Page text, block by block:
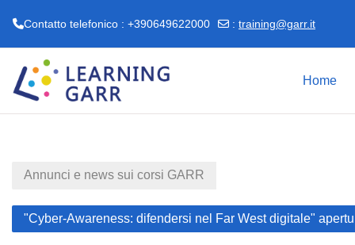
Contatto telefonico : +390649622000 : training@garr.it
Home
Annunci e news sui corsi GARR
"Cyber-Awareness: difendersi nel Far West digitale"